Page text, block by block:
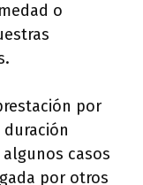
o
por
casos
por otros